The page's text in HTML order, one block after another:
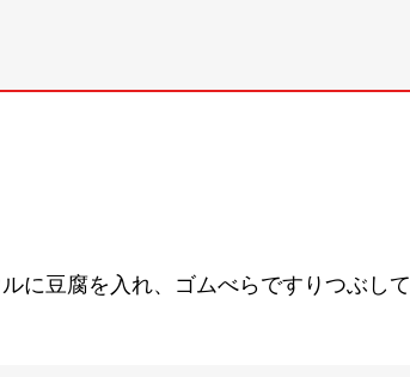
に豆腐を入れ、ゴムべらですりつぶし